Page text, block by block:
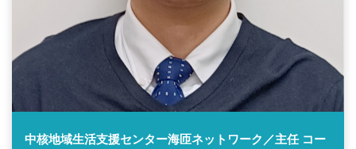
中核地域生活支援センター海匝ネットワーク／主任 コー